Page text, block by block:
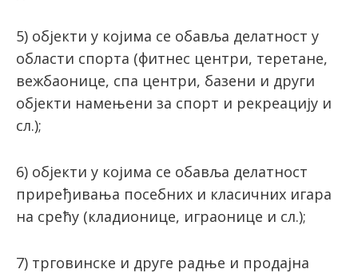
5) објекти у којима се обавља делатност у
области спорта (фитнес центри, теретане,
вежбаонице, спа центри, базени и други
објекти намењени за спорт и рекреацију и
сл.);
6) објекти у којима се обавља делатност
приређивања посебних и класичних игара
на срећу (кладионице, играонице и сл.);
7) трговинске и друге радње и продајна